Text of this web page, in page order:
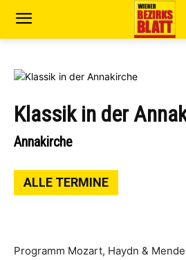
Klassik in der
Annakirche
ALLE TERMINE
Programm Mozart, Haydn &